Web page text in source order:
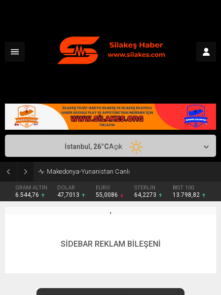
Makedonya-Yunanistan Canlı
GRAM ALTIN
6.544,76
DOLAR
47,7013
EURO
55,0086
STERLİN
64,2273
BIST 100
13.798,82
İstanbul, 26°CAçık
,
SİDEBAR REKLAM BİLEŞENİ